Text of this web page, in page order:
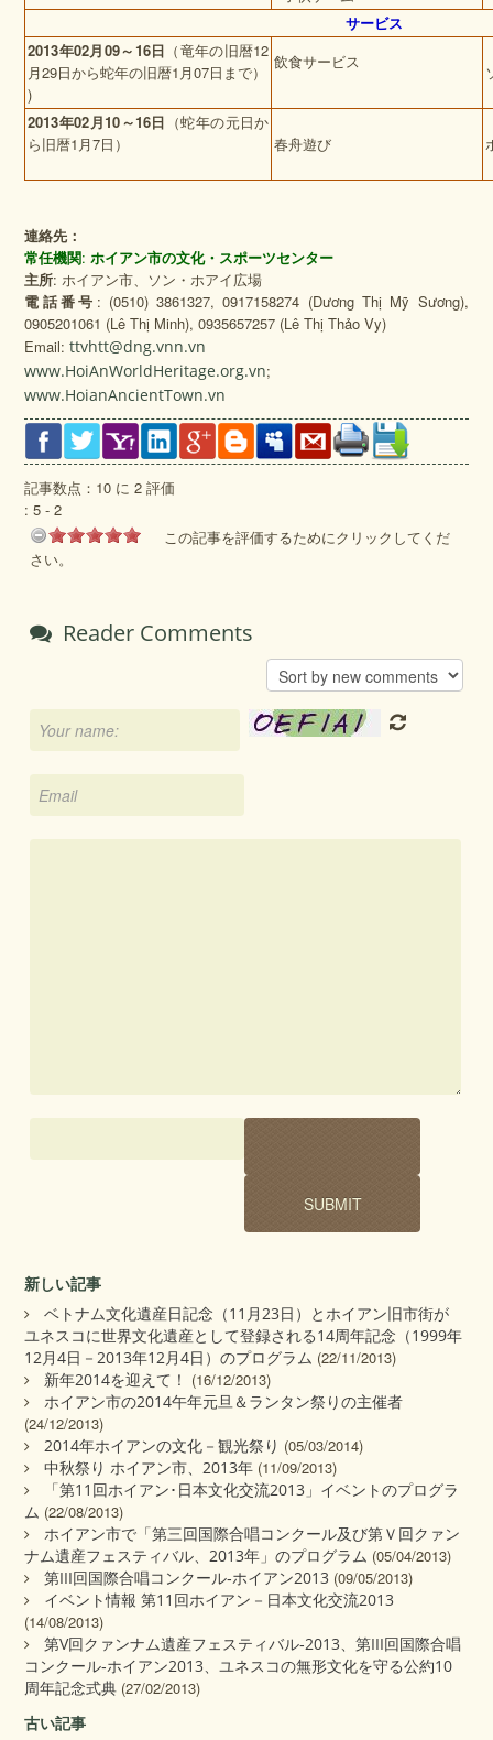
サービス
2013年02月09～ 16日 （竜年の旧暦12
月29日から蛇年の旧暦1 月07日まで）
)
飲食サービス
2013年02月10～16日 （蛇年の元日か
ら旧暦1 月7日） 春舟遊び
連絡先：
常任機関:ホイアン市の文化・スポーツセンター
主所: ホイアン市、ソン・ホアイ広場
電話番号 : (0510) 3861327, 0917158274 (Dương Thị Mỹ Sương),
0905201061 (Lê Thị Minh), 0935657257 (Lê Thị Thảo Vy)
Email:ttvhtt@dng.vnn.vn
www.HoiAnWorldHeritage.org.vn;
www.HoianAncientTown.vn
記事数点：10 に 2 評価
:5 -2
この記事を評価するためにクリックしてくだ
さい。
Reader Comments
新しい記事
ベトナム文化遺産日記念（11月23日）とホイアン旧市街が
ユネスコに世界文化遺産として登録される14周年記念（1999年
12月4日－2013年12月4日）のプログラム (22/11/2013)
新年2014を迎えて！ (16/12/2013)
ホイアン市の2014午年元旦＆ランタン祭りの主催者
(24/12/2013)
2014年ホイアンの文化－観光祭り (05/03/2014)
中秋祭り ホイアン市、2013年 (11/09/2013)
「第11回ホイアン･日本文化交流2013」イベントのプログラ
ム (22/08/2013)
ホイアン市で「第三回国際合唱コンクール及び第Ｖ回クァン
ナム遺産フェスティバル、2013年」のプログラム (05/04/2013)
第III回国際合唱コンクール‐ホイアン2013 (09/05/2013)
イベント情報 第11回ホイアン－日本文化交流2013
(14/08/2013)
第V回クァンナム遺産フェスティバル‐2013、第III回国際合唱
コンクール‐ホイアン2013、ユネスコの無形文化を守る公約10
周年記念式典 (27/02/2013)
古い記事